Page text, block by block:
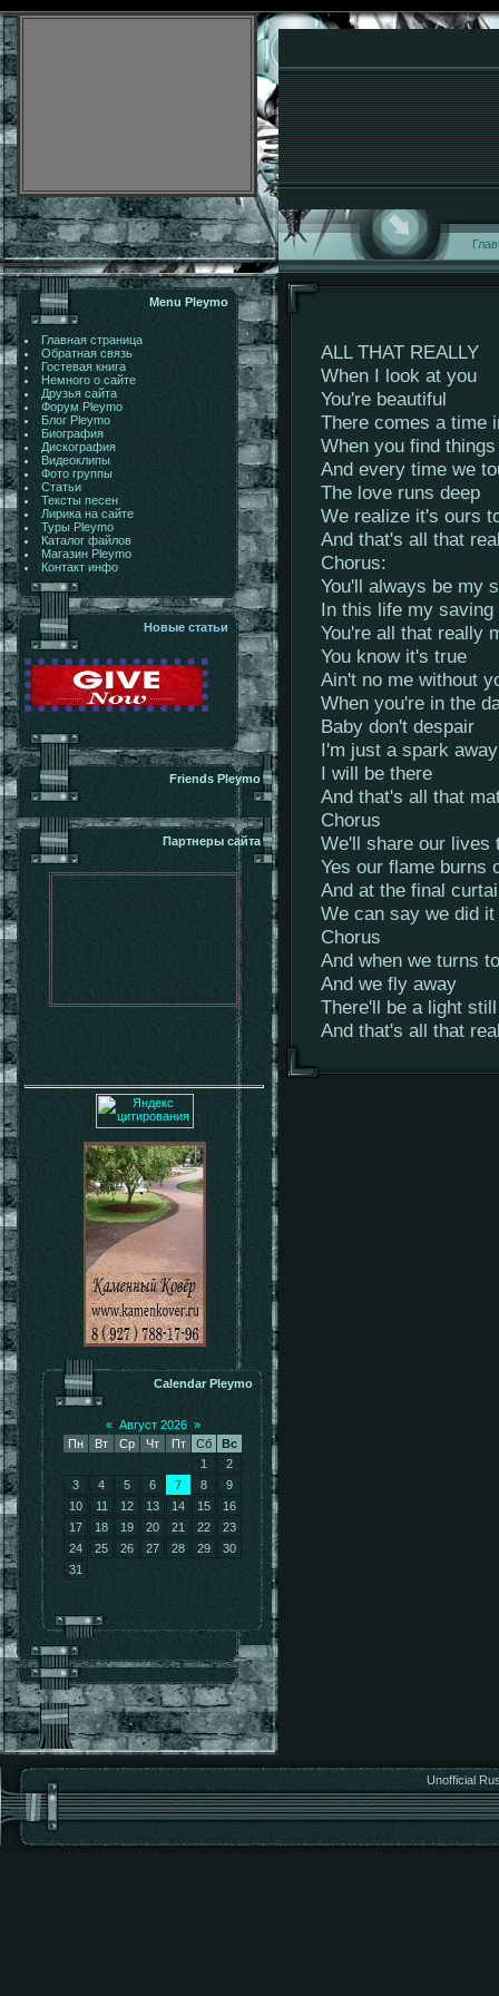
Menu Pleymo
Главная страница
Обратная связь
Гостевая книга
Немного о сайте
Друзья сайта
Форум Pleymo
Блог Pleymo
Биография
Дискография
Видеоклипы
Фото группы
Статьи
Тексты песен
Лирика на сайте
Туры Pleymo
Каталог файлов
Магазин Pleymo
Контакт инфо
Новые статьи
Friends Pleymo
Партнеры сайта
Calendar Pleymo
« Август 2026 »
Пн
Вт Ср Чт Пт Сб
Вс
1
2
3
4 5 6 7 8
9
10
11 12 13 14 15
16
17
18 19 20 21 22
23
24
25 26 27 28 29
30
31
ALL THAT REALLY
When I look at you
You're beautiful
There comes a time
When you find
And every time we
The love runs deep
We realize it's ours
And that's all that
Chorus:
You'll always be my
In this life my saving
You're all that really
You know it's true
Ain't no me without
When you're in the
Baby don't despair
I'm just a spark away
I will be there
And that's all that
Chorus
We'll share our lives
Yes our flame burns
And at the final
We can say we did it
Chorus
And when we turns
And we fly away
There'll be a light
And that's all that
Unofficial